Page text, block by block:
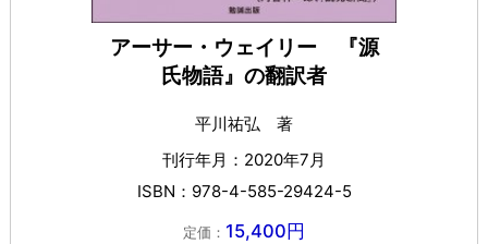
アーサー・ウェイリー 『源
氏物語』の翻訳者
平川祐弘 著
刊行年月：2020年7月
ISBN：978-4-585-29424-5
定価： 15,400円